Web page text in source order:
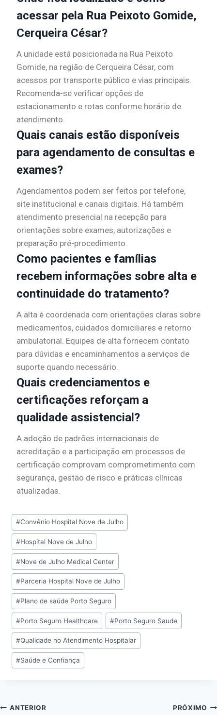
acessar pela Rua Peixoto Gomide,
Cerqueira César?
A unidade está posicionada na Rua Peixoto
Gomide, na região de Cerqueira César, com
acessos por transporte público e vias principais.
Recomenda-se verificar opções de
estacionamento e rotas conforme horário de
atendimento.
Quais canais estão disponíveis
para agendamento de consultas e
exames?
Agendamentos podem ser feitos por telefone,
site institucional e canais digitais. Há também
atendimento presencial na recepção para
orientações sobre exames, autorizações e
preparação pré-procedimento.
Como pacientes e famílias
recebem informações sobre alta e
continuidade do tratamento?
A alta é coordenada com orientações claras sobre
medicamentos, cuidados domiciliares e retorno
ambulatorial. Equipes de alta fornecem contato
para dúvidas e encaminhamentos a serviços de
suporte quando necessário.
Quais credenciamentos e
certificações reforçam a
qualidade assistencial?
A adoção de padrões internacionais de
acreditação e a participação em processos de
certificação comprovam comprometimento com
segurança, gestão de risco e práticas clínicas
atualizadas.
#Convênio Hospital Nove de Julho
#Hospital Nove de Julho
#Nove de Julho Medical Center
#Parceria Hospital Nove de Julho
#Plano de saúde Porto Seguro
#Porto Seguro Healthcare #Porto Seguro Saude
#Qualidade no Atendimento Hospitalar
#Saúde e Confiança
ANTERIOR PRÓXIMO